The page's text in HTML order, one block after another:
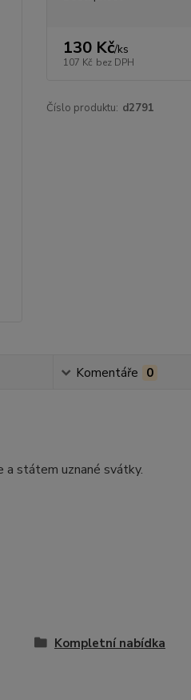
130 Kč/ks
107 Kč bez DPH
Číslo produktu: d2791
Komentáře 0
a státem uznané svátky.
Kompletní nabídka